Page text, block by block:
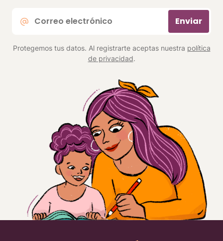
electrónico
Enviar
Protegemos tus datos. Al registrarte aceptas nuestra política
de privacidad.